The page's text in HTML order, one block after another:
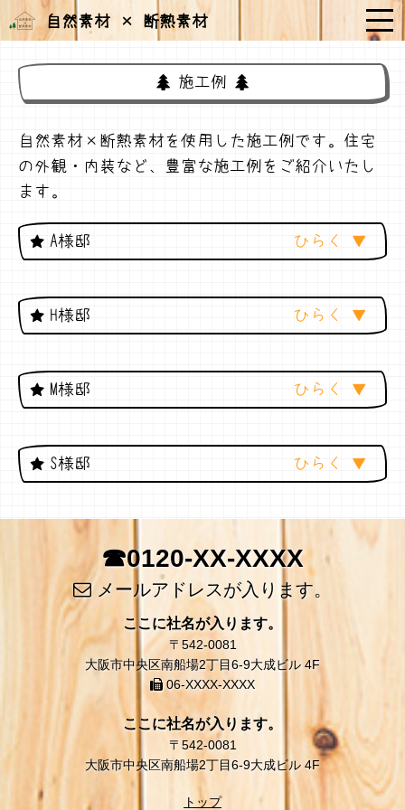
自然素材 × 断熱素材
施工例
自然素材×断熱素材を使用した施工例です。住宅
の外観・内装など、豊富な施工例をご紹介いたし
ます。
A様邸
H様邸
M様邸
S様邸
☎0120-XX-XXXX
メールアドレスが入ります。
ここに社名が入ります。
〒542-0081
大阪市中央区南船場2丁目6-9大成ビル 4F
06-XXXX-XXXX
ここに社名が入ります。
〒542-0081
大阪市中央区南船場2丁目6-9大成ビル 4F
トップ